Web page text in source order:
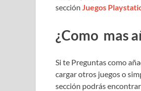
sección Juegos
¿Como mas
Si te Preguntas como
cargar otros juegos o
sección podrás